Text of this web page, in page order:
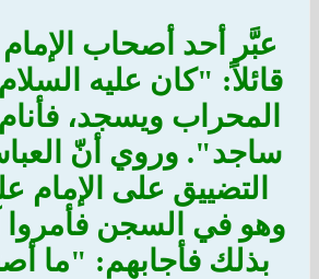
عبَّر أحد أصحاب
قائلاً: "كان عليه
المحراب ويسجد،
ساجد". وروي أنّ
التضييق على الإمام
وهو في السجن
بذلك فأجابهم: "ما